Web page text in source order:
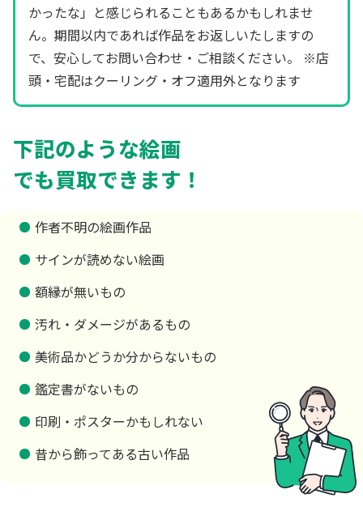
かったな」と感じられることもあるかもしれませ
ん。期間以内であれば作品をお返しいたしますの
で、安心してお問い合わせ・ご相談ください。 ※店
頭・宅配はクーリング・オフ適用外となります
下記のような絵画
でも買取できます！
作者不明の絵画作品
サインが読めない絵画
額縁が無いもの
汚れ・ダメージがあるもの
美術品かどうか分からないもの
鑑定書がないもの
印刷・ポスターかもしれない
昔から飾ってある古い作品